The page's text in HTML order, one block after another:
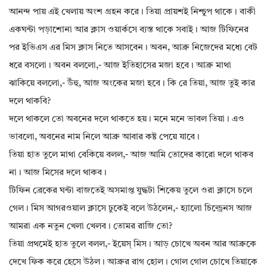
আনন্দ পায় এই খেলায় অংশ গ্রহন করে। তিয়া প্রায়শই নিশ্চুপ থাকে। বাকী
একঘন্টা পড়াশোনা আর ক্লাস ওয়ার্কসে ব্যস্ত থাকে সবাই। আজ টিফিনের
পর ইভিএস এর মিস ক্লাস নিতে আসবেন। অবন, আব্রু নিজেদের মধ‍্যে বেট
ধরে বসলো। অবন বললো,- আজ ইতিহাসের মজা হবে। আব্রু মাথা
ঝাকিয়ে বললো,- উঁহু, আজ অংকের মজা হবে। কি রে তিয়া, আজ তুই কার
দলে থাকবি‌?
দলে থাকলে তো অবনের দলে থাকতে হয়। মনে মনে ভাবল তিয়া। এও
ভাবলো, অবনের নাম নিলে আব্রু আবার কষ্ট পেয়ে যাবে।
তিয়া হাত তুলে মাথা বেকিয়ে বলল,- আজ আমি তোদের কারো দলে থাকব
না। আজ মিসের দলে থাকব।
টিফিন ব্রেকের ঘন্টা বাজতেই অসমাপ্ত যুদ্ধটা শিকেয় তুলে ওরা ক্লাসে চলে
গেল। মিস আগরওয়াল ক্লাসে ঢুকেই বলে উঠলেন,- হ‍্যালো চিল্ড্রেনস আজ
আমরা এক নতুন খেলা খেলব। তোমর রাজি তো?
তিয়া প্রথমেই হাত তুলে বলল,- ইয়েস্ মিস। আড় চোখে অবন আর আব্রুকে
দেখে ফিক করে হেসে উঠল। আব্রুর রাগ হোল। গোল গোল চোখে তিয়াকে